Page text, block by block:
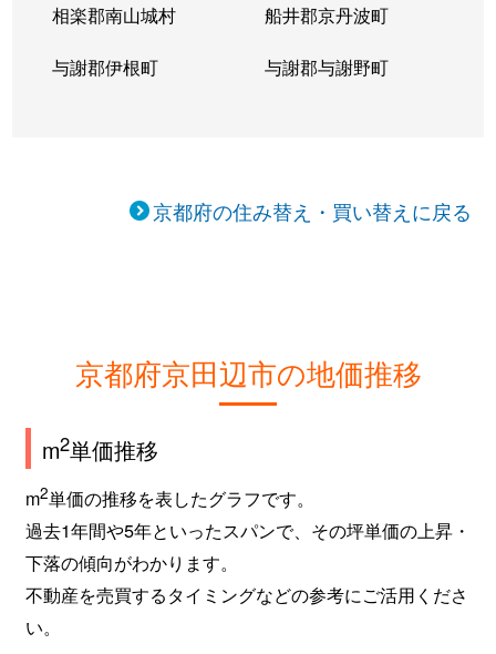
相楽郡南山城村 船井郡京丹波町
与謝郡伊根町 与謝郡与謝野町
京都府の住み替え・買い替えに戻る
京都府京田辺市の地価推移
m2単価推移
m2単価の推移を表したグラフです。
過去1年間や5年といったスパンで、その坪単価の上昇・
下落の傾向がわかります。
不動産を売買するタイミングなどの参考にご活用くださ
い。